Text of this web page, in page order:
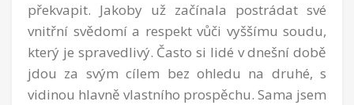
překvapit. Jakoby už začínala postrádat své
vnitřní svědomí a respekt vůči vyššímu soudu,
který je spravedlivý. Často si lidé v dnešní době
jdou za svým cílem bez ohledu na druhé, s
vidinou hlavně vlastního prospěchu. Sama jsem